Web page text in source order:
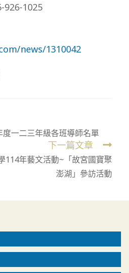
926-1025
news/1310042
一二三年級各班導師名單
下一篇文章
114年藝文活動~「故宮國寶聚
澎湖」參訪活動